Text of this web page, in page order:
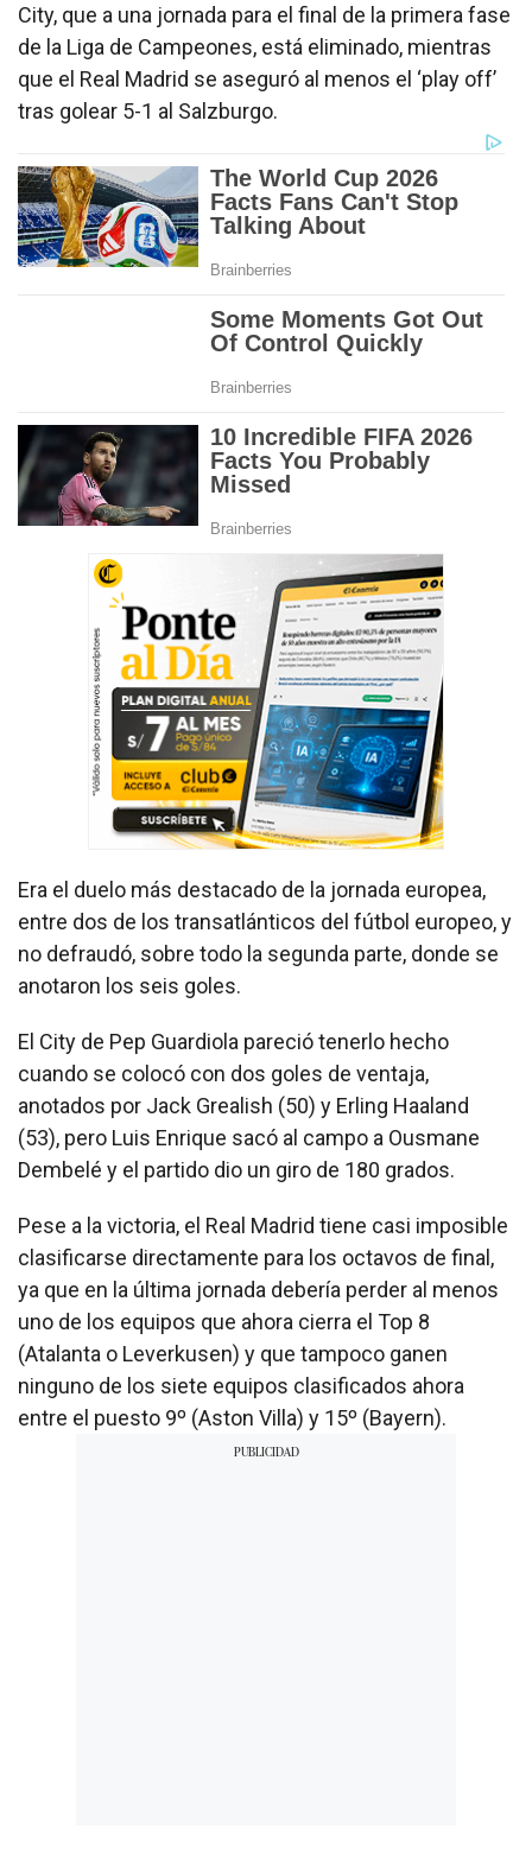
City, que a una jornada para el final de la primera fase
de la Liga de Campeones, está eliminado, mientras
que el Real Madrid se aseguró al menos el ‘play off’
tras golear 5-1 al Salzburgo.
Era el duelo más destacado de la jornada europea,
entre dos de los transatlánticos del fútbol europeo, y
no defraudó, sobre todo la segunda parte, donde se
anotaron los seis goles.
El City de Pep Guardiola pareció tenerlo hecho
cuando se colocó con dos goles de ventaja,
anotados por Jack Grealish (50) y Erling Haaland
(53), pero Luis Enrique sacó al campo a Ousmane
Dembelé y el partido dio un giro de 180 grados.
Pese a la victoria, el Real Madrid tiene casi imposible
clasificarse directamente para los octavos de final,
ya que en la última jornada debería perder al menos
uno de los equipos que ahora cierra el Top 8
(Atalanta o Leverkusen) y que tampoco ganen
ninguno de los siete equipos clasificados ahora
entre el puesto 9º (Aston Villa) y 15º (Bayern).